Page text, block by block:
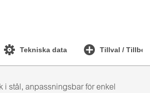
Tekniska data Tillval /
i stål, anpassningsbar för enkel